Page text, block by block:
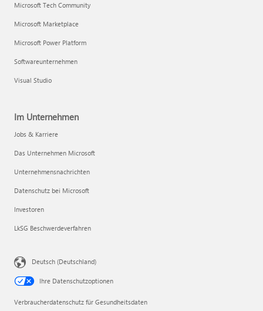
Microsoft Tech Community
Microsoft Marketplace
Microsoft Power Platform
Softwareunternehmen
Visual Studio
Im Unternehmen
Jobs & Karriere
Das Unternehmen Microsoft
Unternehmensnachrichten
Datenschutz bei Microsoft
Investoren
LkSG Beschwerdeverfahren
Deutsch (Deutschland)
Ihre Datenschutzoptionen
Verbraucherdatenschutz für Gesundheitsdaten